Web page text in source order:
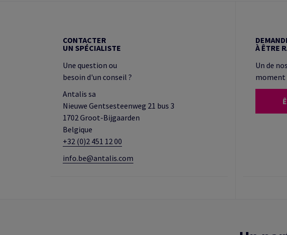
CONTACTER
UN SPÉCIALISTE
Une question ou
besoin d'un conseil ?
Antalis sa
Nieuwe Gentsesteenweg 21 bus 3
1702 Groot-Bijgaarden
Belgique
+32 (0)2 451 12 00
info.be@antalis.com
À ÊTRE
Un de
moment